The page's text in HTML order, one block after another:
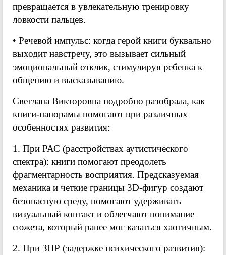
превращается в увлекательную тренировку
ловкости пальцев.
• Речевой импульс: когда герой книги буквально
выходит навстречу, это вызывает сильный
эмоциональный отклик, стимулируя ребенка к
общению и высказыванию.
Светлана Викторовна подробно разобрала, как
книги-панорамы помогают при различных
особенностях развития:
1. При РАС (расстройствах аутистического
спектра): книги помогают преодолеть
фрагментарность восприятия. Предсказуемая
механика и четкие границы 3D-фигур создают
безопасную среду, помогают удерживать
визуальный контакт и облегчают понимание
сюжета, который ранее мог казаться хаотичным.
2. При ЗПР (задержке психического развития):